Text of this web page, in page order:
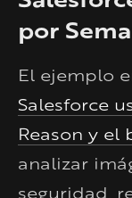
por
El ejemplo
Salesforce
Reason y
analizar
seguridad,